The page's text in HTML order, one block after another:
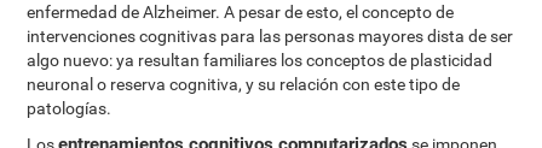
enfermedad de Alzheimer. A pesar de esto, el concepto de
intervenciones cognitivas para las personas mayores dista de ser
algo nuevo: ya resultan familiares los conceptos de plasticidad
neuronal o reserva cognitiva, y su relación con este tipo de
patologías.